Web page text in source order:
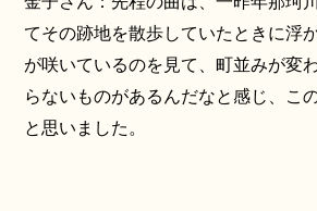
てその跡地を散歩していたときに浮
が咲いているのを見て、町並みが変
らないものがあるんだなと感じ、こ
と思いました。